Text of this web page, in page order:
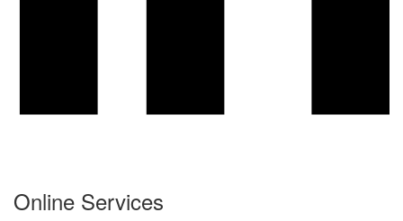
Online Services